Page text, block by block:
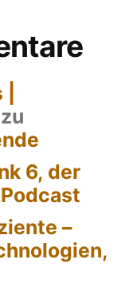
zu
6, der
–